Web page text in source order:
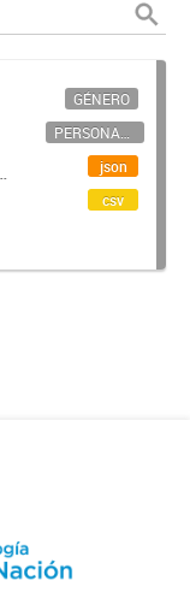
GÉNERO
PERSONAL CIENTÍFICO-TECNOLÓGICO
json
csv